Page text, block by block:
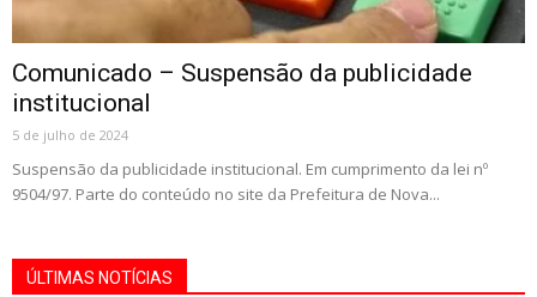
Comunicado – Suspensão da publicidade
institucional
5 de julho de 2024
Suspensão da publicidade institucional. Em cumprimento da lei nº
9504/97. Parte do conteúdo no site da Prefeitura de Nova...
ÚLTIMAS NOTÍCIAS